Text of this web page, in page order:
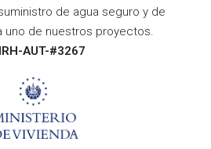
de agua seguro y de
uno de nuestros proyectos.
AUT-#3267